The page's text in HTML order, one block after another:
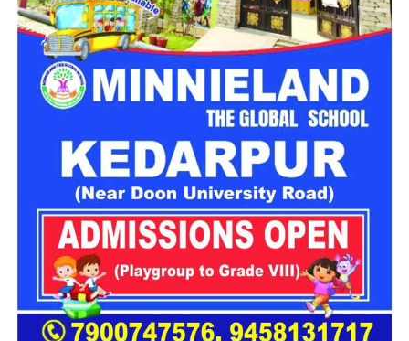
महिला सशक्तिकरण एवं बाल विकास विभागके निदेशक आईएएस बंशीलाल
राणा के मुताबिक, नारी निकेतन में आने वाली कई महिलाएं और बच्चे खुद को
एक बंद संस्थान या जेल जैसी जगह पर महसूस करते हैं। यही वजह है कि
कई बार बच्चे वहां से निकलने या भागने की कोशिश तक करने लगते हैं।
इसी समस्या को ध्यान में रखते हुए विभाग अब ऐसा इंफ्रास्ट्रक्चर तैयार
करने की दिशा में काम कर रहा है, जहां रहने वाले लोगों को संस्थागत माहौल
के बजाय परिवार जैसा वातावरण मिल सके।
16 घरों में मिलेगा परिवार जैसा माहौल
प्रस्तावित आलंबन गांव में कॉटेज और छोटे घर विकसित किए जाएंगे। यहां
एक परिवार की तर्ज पर लोगों को रखा जाएगा। योजना के मुताबिक, एक
यूनिट में करीब दो महिलाएं, चार बच्चे और एक किशोरी को शामिल किया
जाएगा। इस तरह उन्हें एक परिवार की तरह साथ रहने का अवसर मिलेगा।